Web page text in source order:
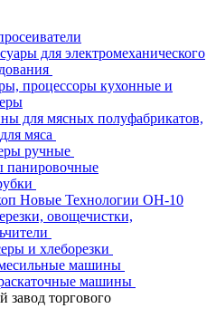
для электромеханического
процессоры кухонные и
для мясных полуфабрикатов,
мяса
ручные
панировочные
Новые Технологии ОН-10
овощечистки,
и хлеборезки
машины
машины
завод торгового